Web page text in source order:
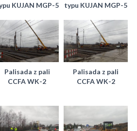
KUJAN MGP-5
typu KUJAN MGP-5
Palisada z pali
CCFA WK-2
Palisada z pali
CCFA WK-2